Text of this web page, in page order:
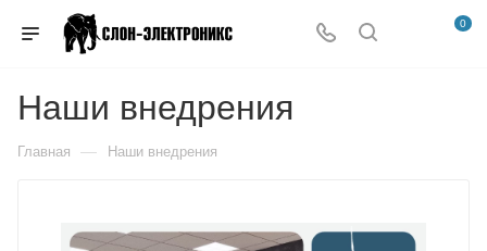
0
Наши внедрения
Главная — Наши внедрения